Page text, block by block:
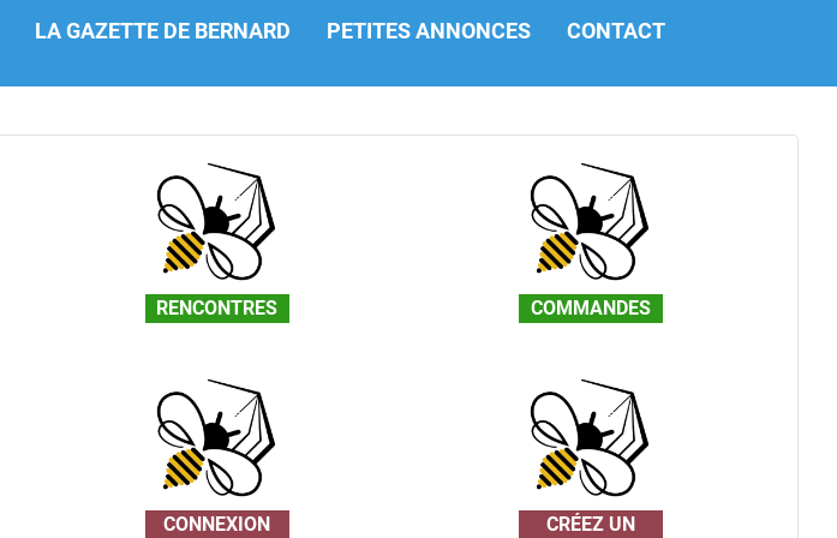
LA GAZETTE DE BERNARD PETITES ANNONCES CONTACT
RENCONTRES COMMANDES
CONNEXION
CRÉEZ UN